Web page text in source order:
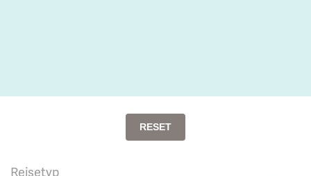
RESET
Reisetyp